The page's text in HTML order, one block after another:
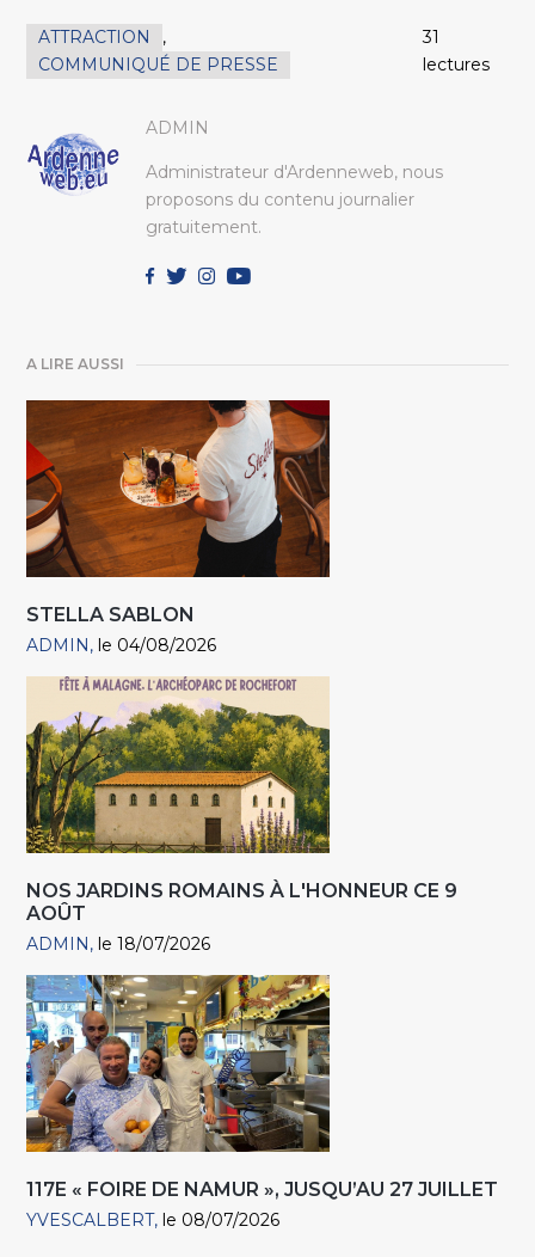
ATTRACTION
,
COMMUNIQUÉ DE PRESSE
31
lectures
ADMIN
Administrateur d'Ardenneweb, nous
proposons du contenu journalier
gratuitement.
A LIRE AUSSI
STELLA SABLON
ADMIN le 04/08/2026
NOS JARDINS ROMAINS À L'HONNEUR CE 9
AOÛT
ADMIN le 18/07/2026
117E « FOIRE DE NAMUR », JUSQU’AU 27 JUILLET
YVESCALBERT le 08/07/2026